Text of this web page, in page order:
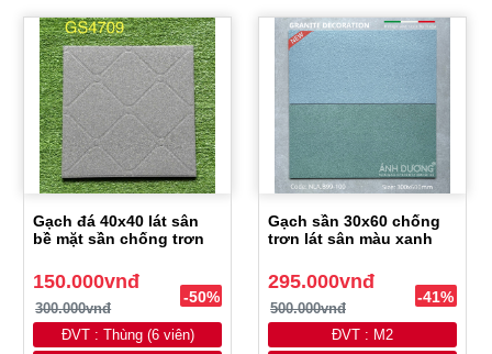
Gạch đá 40x40 lát sân
bề mặt sần chống trơn
150.000vnđ
300.000vnđ
-50%
ĐVT : Thùng (6 viên)
Gạch sần 30x60 chống
trơn lát sân màu xanh
295.000vnđ
500.000vnđ
-41%
ĐVT : M2